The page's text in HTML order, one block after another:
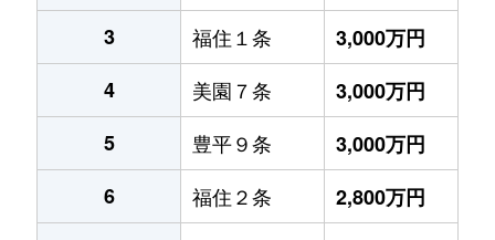
3
福住１条
3,000万円
4
美園７条
3,000万円
5
豊平９条
3,000万円
6
福住２条
2,800万円